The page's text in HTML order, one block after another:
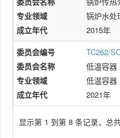
专业领域
锅炉水处
成立年代
2015年
委员会编号
TC262/
委员会名称
低温容器
专业领域
低温容器
成立年代
2021年
显示第 1 到第 8 条记录，总